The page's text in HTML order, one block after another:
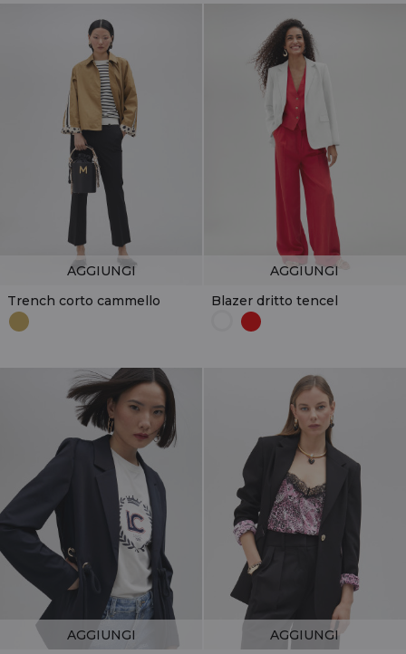
Trench corto cammello
AGGIUNGI
Blazer dritto tencel
AGGIUNGI
AGGIUNGI
AGGIUNGI